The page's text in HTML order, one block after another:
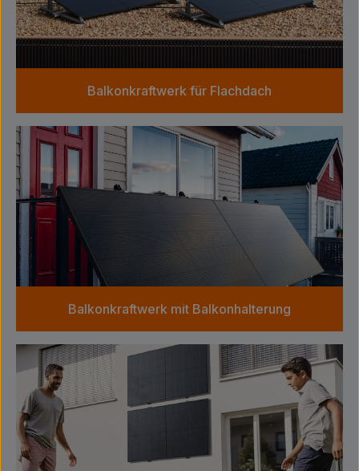
Balkonkraftwerk für Flachdach
Balkonkraftwerk mit Balkonhalterung